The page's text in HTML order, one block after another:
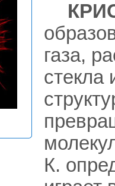
газа,
стекла
К.